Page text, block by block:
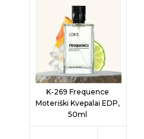
K-269 Frequence
Moteriški Kvepalai EDP,
50ml